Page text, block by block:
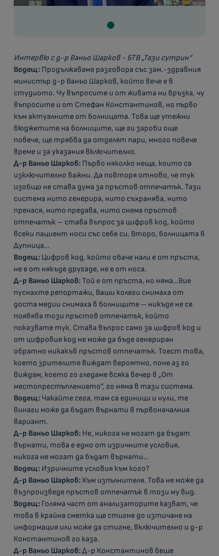
Интервю с д-р Ваньо Шарков - БТВ „Тази сутрин“
Водещ: Продължаваме разговора със зам.-здравния
министър д-р Ваньо Шарков, който вече е в
студиото. Чу въпросите и от живата ни връзка, чу
въпросите и от Стефан Константинов, но първо
към актуалните от болницата. Това ще утежни
бюджетите на болниците, ще ги зароби още
повече, ще трябва да отделят пари, много повече
време и за указания включително.
Д-р Ваньо Шарков: Първо няколко неща, които са
изключително важни. Да повторя отново, че тук
изобщо не става дума за пръстов отпечатък. Тази
система нито генерира, нито съхранява, нито
пренася, нито предава, нито снема пръстов
отпечатък – става въпрос за цифров код, който
всеки пациент носи със себе си. Второ, болницата в
Дупница…
Водещ: Цифров код, който обаче нали е от пръста,
не е от някъде другаде, не е от носа.
Д-р Ваньо Шарков:Той е от пръста, но няма…Вие
пуснахте репортажи, Ваши колеги снимаха от
доста медии снимаха в болниците – никъде не се
появява този пръстов отпечатък, който
показвате тук. Става въпрос само за цифров код и
от цифровия код не може да бъде генериран
обратно никакъв пръстов отпечатък. Тоест това,
което зрителите виждат вероятно, поне аз го
виждам, което го гледаме всяка вечер в „От
местопрестъплението”, го няма в тази система.
Водещ: Чакайте сега, там са единици и нули, те
винаги може да бъдат върнати в първоначалния
вариант.
Д-р Ваньо Шарков: Не, никога не могат да бъдат
върнати, това е едно от изричните условия,
никога не могат да бъдат върнати…
Водещ: Изричните условия към кого?
Д-р Ваньо Шарков: Към изпълнителя. Това не може да
възпроизведе пръстов отпечатък в този му вид.
Водещ: Голяма част от анализаторите казват, че
това в крайна сметка ще стигне до изтичане на
информация или може да стигне, включително и д-р
Константинов го каза.
Д-р Ваньо Шарков:Д-р Константинов беше